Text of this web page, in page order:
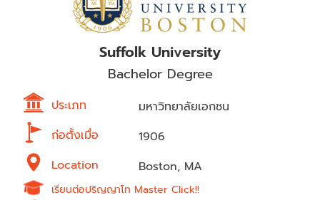
Suffolk University
Bachelor Degree
ประเภท
มหาวิทยาลัยเอกชน
ก่อตั้งเมื่อ
1906
Location
Boston, MA
เรียนต่อปริญญาโท Master Click!!